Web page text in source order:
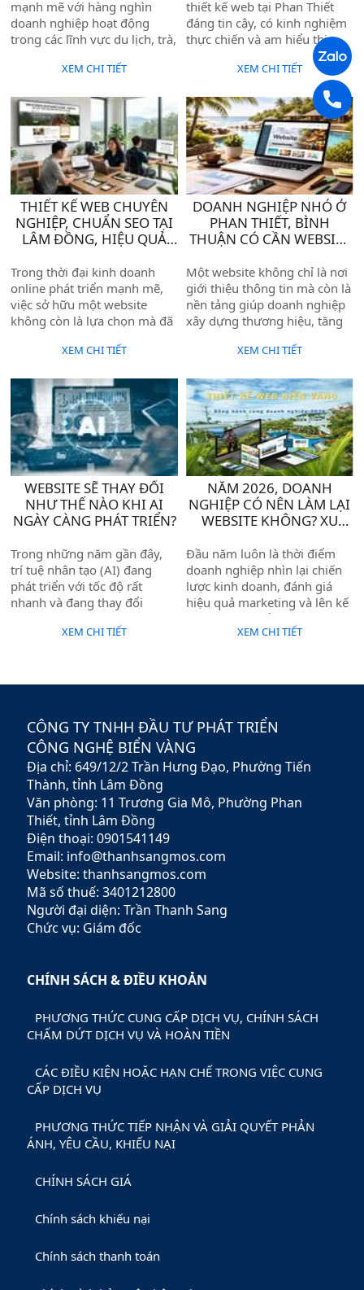
mạnh mẽ với hàng nghìn
doanh nghiệp hoạt động
trong các lĩnh vực du lịch, trà,
bất động sản. Trong bối cảnh
kiếm sản phẩm và đối tác
qua Google, một website
chuyên nghiệp không còn là
lựa chọn — mà là điều kiện
để cạnh tranh.
XEM CHI TIẾT
thiết kế web tại Phan Thiết
đáng tin cậy, có kinh nghiệm
thực chiến và am hiểu thị
trường địa phương? Với hơn
10 năm hoạt động tại Bình
Thuận – Lâm Đồng, Biển
Vàng đã đồng hành cùng
nhiều doanh nghiệp lớn nhỏ
trong hành trình xây dựng
thương hiệu trực tuyến — từ
website đơn giản đến hệ
thống bán hàng phức tạp.
XEM CHI TIẾT
THIẾT KẾ WEB CHUYÊN
NGHIỆP, CHUẨN SEO TẠI
LÂM ĐỒNG, HIỆU QUẢ
Trong thời đại kinh doanh
online phát triển mạnh mẽ,
việc sở hữu một website
không còn là lựa chọn mà đã
với mọi doanh nghiệp. Đặc
thế mạnh về du lịch, nông
nghiệp và dịch vụ – nhu cầu
xây dựng thương hiệu trên
Internet ngày càng tăng cao.
XEM CHI TIẾT
DOANH NGHIỆP NHỎ Ở
PHAN THIẾT, BÌNH
THUẬN CÓ CẦN WEBSITE
Một website không chỉ là nơi
giới thiệu thông tin mà còn là
nền tảng giúp doanh nghiệp
xây dựng thương hiệu, tăng
hàng từ Google. Khi khách
thấy doanh nghiệp có
website rõ ràng, chuyên
nghiệp, khả năng liên hệ sẽ
cao hơn rất nhiều.
XEM CHI TIẾT
WEBSITE SẼ THAY ĐỔI
NHƯ THẾ NÀO KHI AI
NGÀY CÀNG PHÁT TRIỂN?
Trong những năm gần đây,
trí tuệ nhân tạo (AI) đang
phát triển với tốc độ rất
nhanh và đang thay đổi
sống. Ngành thiết kế website
này. Khi AI ngày càng thông
nghiệp xây dựng và vận hành
website cũng sẽ có nhiều
thay đổi đáng kể.
XEM CHI TIẾT
NĂM 2026, DOANH
NGHIỆP CÓ NÊN LÀM LẠI
WEBSITE KHÔNG? XU
WEBSITE MỚI NHẤT.
Đầu năm luôn là thời điểm
doanh nghiệp nhìn lại chiến
lược kinh doanh, đánh giá
hiệu quả marketing và lên kế
hoạch phát triển cho cả năm.
Tuy nhiên, có một câu hỏi rất
XEM CHI TIẾT
CÔNG TY TNHH ĐẦU TƯ PHÁT TRIỂN
CÔNG NGHỆ BIỂN VÀNG
Địa chỉ: 649/12/2 Trần Hưng Đạo, Phường Tiến
Thành, tỉnh Lâm Đồng
Văn phòng: 11 Trương Gia Mô, Phường Phan
Thiết, tỉnh Lâm Đồng
Điện thoại: 0901541149
Email: info@thanhsangmos.com
Website: thanhsangmos.com
Mã số thuế: 3401212800
Người đại diện: Trần Thanh Sang
Chức vụ: Giám đốc
CHÍNH SÁCH & ĐIỀU KHOẢN
PHƯƠNG THỨC CUNG CẤP DỊCH VỤ, CHÍNH SÁCH
CHẤM DỨT DỊCH VỤ VÀ HOÀN TIỀN
CÁC ĐIỀU KIỆN HOẶC HẠN CHẾ TRONG VIỆC CUNG
CẤP DỊCH VỤ
PHƯƠNG THỨC TIẾP NHẬN VÀ GIẢI QUYẾT PHẢN
ÁNH, YÊU CẦU, KHIẾU NẠI
CHÍNH SÁCH GIÁ
Chính sách khiếu nại
Chính sách thanh toán